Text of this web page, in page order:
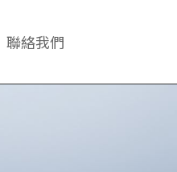
聯絡我們